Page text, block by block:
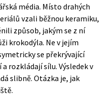
média. Místo drahých
vzali běžnou keramiku,
způsob, jakým se z ní
krokodýla. Ne v jejím
se překrývající
rozkládají sílu. Výsledek v
slibně. Otázka je, jak